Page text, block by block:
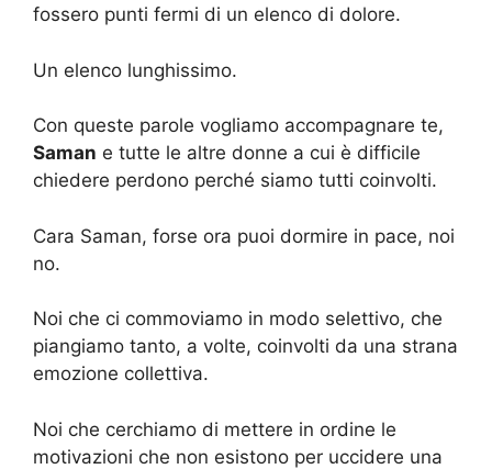
fossero punti fermi di un elenco di dolore.
Un elenco lunghissimo.
Con queste parole vogliamo accompagnare te,
Saman e tutte le altre donne a cui è difficile
chiedere perdono perché siamo tutti coinvolti.
Cara Saman, forse ora puoi dormire in pace, noi
no.
Noi che ci commoviamo in modo selettivo, che
piangiamo tanto, a volte, coinvolti da una strana
emozione collettiva.
Noi che cerchiamo di mettere in ordine le
motivazioni che non esistono per uccidere una